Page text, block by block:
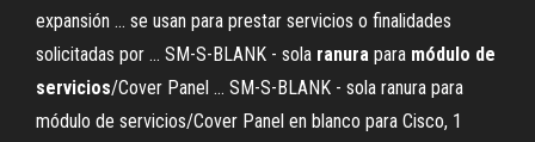
expansión ... se usan para prestar servicios o finalidades
solicitadas por ... SM-S-BLANK - sola ranura para módulo de
servicios/Cover Panel ... SM-S-BLANK - sola ranura para
módulo de servicios/Cover Panel en blanco para Cisco, 1